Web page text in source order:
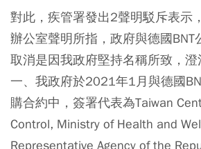
對此，疾管署發出2聲明駁斥表示
辦公室聲明所指，政府與德國BNT
取消是因我政府堅持名稱所致，澄
一、我政府於2021年1月與德國
購合約中，簽署代表為Taiwan
Control, Ministry of Health and
Representative Agency of the